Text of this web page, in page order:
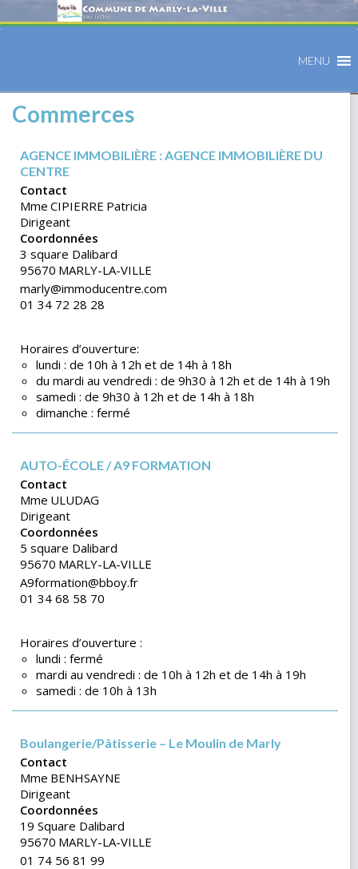
MENU
Commerces
AGENCE IMMOBILIÈRE : AGENCE IMMOBILIÈRE DU
CENTRE
Contact
Mme CIPIERRE Patricia
Dirigeant
Coordonnées
3 square Dalibard
95670 MARLY-LA-VILLE
marly@immoducentre.com
01 34 72 28 28
Horaires d’ouverture:
lundi : de 10h à 12h et de 14h à 18h
du mardi au vendredi : de 9h30 à 12h et de 14h à 19h
samedi : de 9h30 à 12h et de 14h à 18h
dimanche : fermé
AUTO-ÉCOLE / A9 FORMATION
Contact
Mme ULUDAG
Dirigeant
Coordonnées
5 square Dalibard
95670 MARLY-LA-VILLE
A9formation@bboy.fr
01 34 68 58 70
Horaires d’ouverture :
lundi : fermé
mardi au vendredi : de 10h à 12h et de 14h à 19h
samedi : de 10h à 13h
Boulangerie/Pâtisserie – Le Moulin de Marly
Contact
Mme BENHSAYNE
Dirigeant
Coordonnées
19 Square Dalibard
95670 MARLY-LA-VILLE
01 74 56 81 99